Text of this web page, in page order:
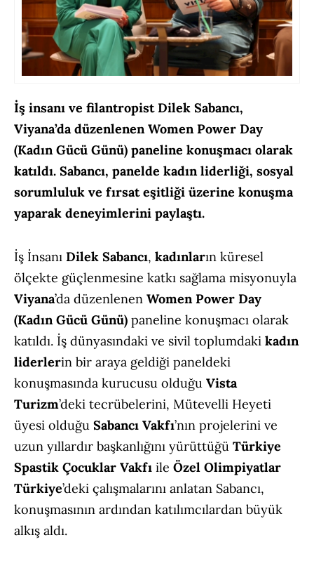
İş insanı ve filantropist Dilek Sabancı,
Viyana’da düzenlenen Women Power Day
(Kadın Gücü Günü) paneline konuşmacı olarak
katıldı. Sabancı, panelde kadın liderliği, sosyal
sorumluluk ve fırsat eşitliği üzerine konuşma
yaparak deneyimlerini paylaştı.
İş İnsanı Dilek Sabancı, kadınların küresel
ölçekte güçlenmesine katkı sağlama misyonuyla
Viyana’da düzenlenen Women Power Day
(Kadın Gücü Günü) paneline konuşmacı olarak
katıldı. İş dünyasındaki ve sivil toplumdaki kadın
liderlerin bir araya geldiği paneldeki
konuşmasında kurucusu olduğu Vista
Turizm’deki tecrübelerini, Mütevelli Heyeti
üyesi olduğu Sabancı Vakfı’nın projelerini ve
uzun yıllardır başkanlığını yürüttüğü Türkiye
Spastik Çocuklar Vakfı ile Özel Olimpiyatlar
Türkiye’deki çalışmalarını anlatan Sabancı,
konuşmasının ardından katılımcılardan büyük
alkış aldı.